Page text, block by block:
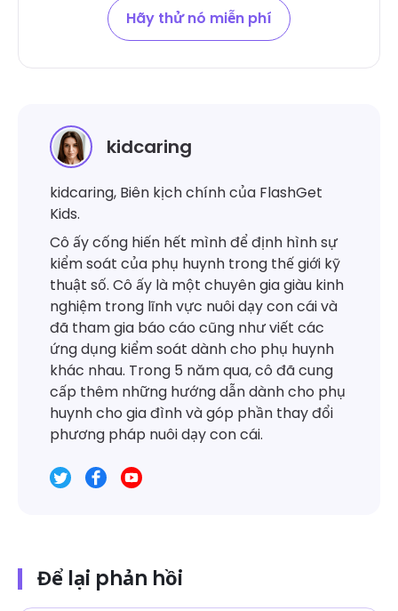
Hãy thử nó miễn phí
kidcaring
kidcaring, Biên kịch chính của FlashGet
Kids.
Cô ấy cống hiến hết mình để định hình sự
kiểm soát của phụ huynh trong thế giới kỹ
thuật số. Cô ấy là một chuyên gia giàu kinh
nghiệm trong lĩnh vực nuôi dạy con cái và
đã tham gia báo cáo cũng như viết các
ứng dụng kiểm soát dành cho phụ huynh
khác nhau. Trong 5 năm qua, cô đã cung
cấp thêm những hướng dẫn dành cho phụ
huynh cho gia đình và góp phần thay đổi
phương pháp nuôi dạy con cái.
Để lại phản hồi